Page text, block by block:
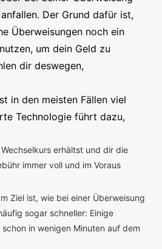
Der Grund dafür ist,
Überweisungen noch ein
um dein Geld zu
dir deswegen,
in den meisten Fällen viel
Technologie führt dazu,
erhältst und dir die
immer voll und im Voraus
Ziel ist, wie bei einer Überweisung
sogar schneller: Einige
in wenigen Minuten auf dem